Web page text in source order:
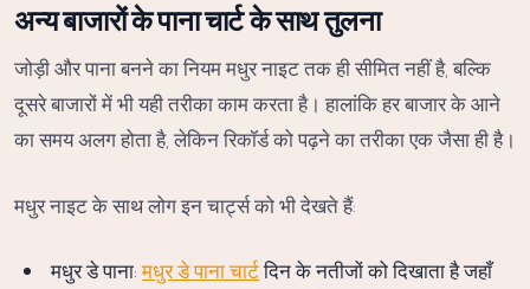
अन्य बाजारों के पाना चार्ट के साथ तुलना
जोड़ी और पाना बनने का नियम मधुर नाइट तक ही सीमित नहीं है, बल्कि
दूसरे बाजारों में भी यही तरीका काम करता है। हालांकि हर बाजार के आने
का समय अलग होता है, लेकिन रिकॉर्ड को पढ़ने का तरीका एक जैसा ही है।
मधुर नाइट के साथ लोग इन चार्ट्स को भी देखते हैं:
मधुर डे पाना:मधुर डे पाना चार्टदिन के नतीजों को दिखाता है जहाँ